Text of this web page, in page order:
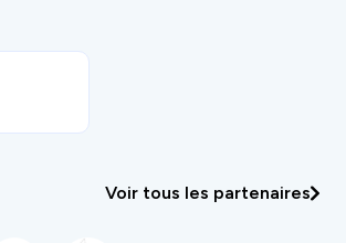
Voir tous les partenaires